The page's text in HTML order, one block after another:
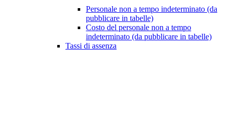
Personale non a tempo indeterminato (da
pubblicare in tabelle)
Costo del personale non a tempo
indeterminato (da pubblicare in tabelle)
Tassi di assenza